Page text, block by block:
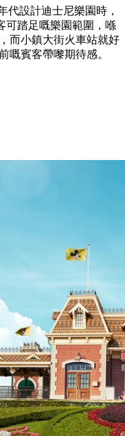
代設計迪士尼樂園時，
可踏足嘅樂園範圍，喺
而小鎮大街火車站就好
嘅賓客帶嚟期待感。